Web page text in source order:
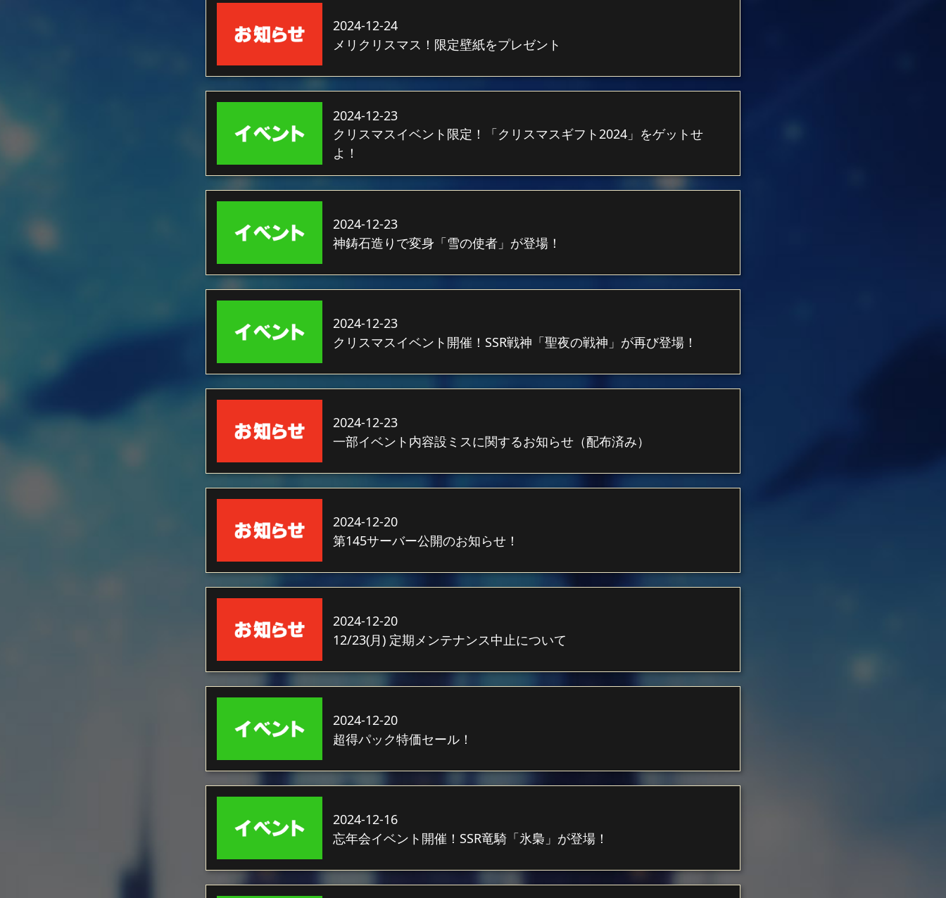
2024-12-24
メリクリスマス！限定壁紙をプレゼント
2024-12-23
クリスマスイベント限定！「クリスマスギフト2024」をゲットせ
よ！
2024-12-23
神鋳石造りで変身「雪の使者」が登場！
2024-12-23
クリスマスイベント開催！SSR戦神「聖夜の戦神」が再び登場！
2024-12-23
一部イベント内容設ミスに関するお知らせ（配布済み）
2024-12-20
第145サーバー公開のお知らせ！
2024-12-20
12/23(月) 定期メンテナンス中止について
2024-12-20
超得パック特価セール！
2024-12-16
忘年会イベント開催！SSR竜騎「氷梟」が登場！